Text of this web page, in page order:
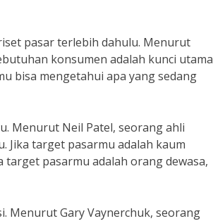
pasar terlebih dahulu. Menurut
konsumen adalah kunci utama
bisa mengetahui apa yang sedang
Menurut Neil Patel, seorang ahli
Jika target pasarmu adalah kaum
pasarmu adalah orang dewasa,
Menurut Gary Vaynerchuk, seorang